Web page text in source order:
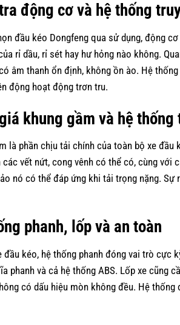
động cơ và hệ thống
đầu kéo Dongfeng qua sử dụng, động
rỉ dầu, rỉ sét hay hư hỏng nào không.
âm thanh ổn định, không ồn ào. Hệ
động hoạt động trơn tru.
khung gầm và hệ thống
là phần chịu tải chính của toàn bộ xe
các vết nứt, cong vênh có thể có, cùng
nó có thể đáp ứng khi tải trọng nặng.
phanh, lốp và an toàn
kéo, hệ thống phanh đóng vai trò cực
phanh và cả hệ thống ABS. Lốp xe cũng
có dấu hiệu mòn không đều. Hệ